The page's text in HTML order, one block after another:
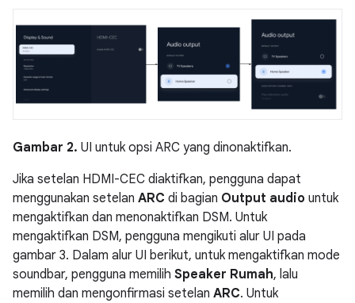
Gambar 2. UI untuk opsi ARC yang dinonaktifkan.
Jika setelan HDMI-CEC diaktifkan, pengguna dapat
menggunakan setelan ARC di bagian Output audio untuk
mengaktifkan dan menonaktifkan DSM. Untuk
mengaktifkan DSM, pengguna mengikuti alur UI pada
gambar 3. Dalam alur UI berikut, untuk mengaktifkan mode
soundbar, pengguna memilih Speaker Rumah, lalu
memilih dan mengonfirmasi setelan ARC. Untuk